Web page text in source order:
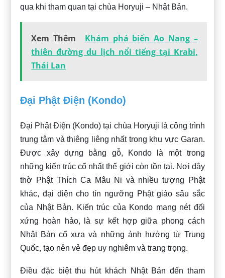
qua khi tham quan tại chùa Horyuji – Nhật Bản.
Xem Thêm
Khám phá biển Ao Nang –
thiên đường du lịch nổi tiếng tại Krabi,
Thái Lan
Đại Phật Điện (Kondo)
Đại Phật Điện (Kondo) tại chùa Horyuji là công trình
trung tâm và thiêng liêng nhất trong khu vực Garan.
Được xây dựng bằng gỗ, Kondo là một trong
những kiến trúc cổ nhất thế giới còn tồn tại. Nơi đây
thờ Phật Thích Ca Mâu Ni và nhiều tượng Phật
khác, đại diện cho tín ngưỡng Phật giáo sâu sắc
của Nhật Bản. Kiến trúc của Kondo mang nét đối
xứng hoàn hảo, là sự kết hợp giữa phong cách
Nhật Bản cổ xưa và những ảnh hưởng từ Trung
Quốc, tạo nên vẻ đẹp uy nghiêm và trang trọng.
Điều đặc biệt thu hút khách Nhật Bản đến tham